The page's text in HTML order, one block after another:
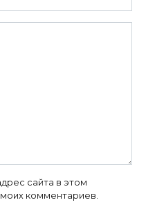
сайта в этом
комментариев.